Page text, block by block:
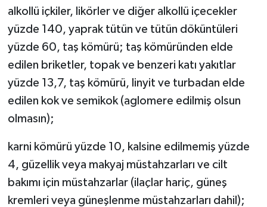
alkollü içkiler, likörler ve diğer alkollü içecekler
yüzde 140, yaprak tütün ve tütün döküntüleri
yüzde 60, taş kömürü; taş kömüründen elde
edilen briketler, topak ve benzeri katı yakıtlar
yüzde 13,7, taş kömürü, linyit ve turbadan elde
edilen kok ve semikok (aglomere edilmiş olsun
olmasın);
karni kömürü yüzde 10, kalsine edilmemiş yüzde
4, güzellik veya makyaj müstahzarları ve cilt
bakımı için müstahzarlar (ilaçlar hariç, güneş
kremleri veya güneşlenme müstahzarları dahil);